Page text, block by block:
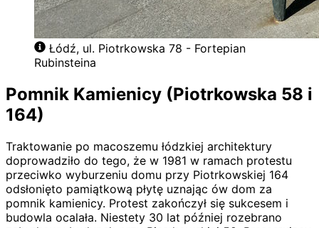
Łódź, ul. Piotrkowska 78 - Fortepian
Rubinsteina
Pomnik Kamienicy (Piotrkowska 58 i
164)
Traktowanie po macoszemu łódzkiej architektury
doprowadziło do tego, że w 1981 w ramach protestu
przeciwko wyburzeniu domu przy Piotrkowskiej 164
odsłonięto pamiątkową płytę uznając ów dom za
pomnik kamienicy. Protest zakończył się sukcesem i
budowla ocalała. Niestety 30 lat później rozebrano